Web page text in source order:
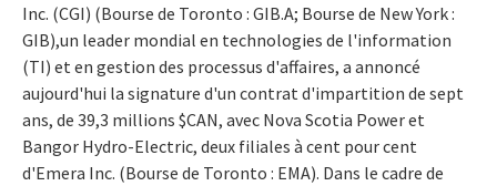
Inc. (CGI) (Bourse de Toronto : GIB.A; Bourse de New York :
GIB),un leader mondial en technologies de l'information
(TI) et en gestion des processus d'affaires, a annoncé
aujourd'hui la signature d'un contrat d'impartition de sept
ans, de 39,3 millions $CAN, avec Nova Scotia Power et
Bangor Hydro-Electric, deux filiales à cent pour cent
d'Emera Inc. (Bourse de Toronto : EMA). Dans le cadre de